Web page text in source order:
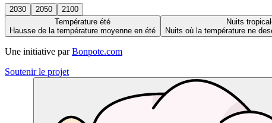
2030 2050
2100
Température été
Hausse de la température moyenne en été
Nuits
Nuits où la température ne
Une initiative par Bonpote.com
Soutenir le projet